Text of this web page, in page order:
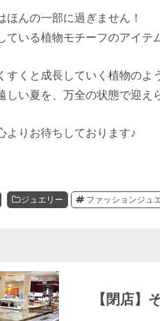
ほんの一部に過ぎません！
ている植物モチーフのアイ
すくと成長していく植物の
しい夏を、万全の状態で迎え
よりお待ちしております♪
ジュエリー ファッションジュ
【閉店】